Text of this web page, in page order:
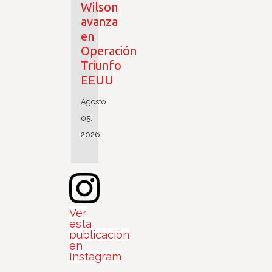
Wilson
avanza
en
Operación
Triunfo
EEUU
Agosto
05,
2026
Ver
esta
publicación
en
Instagram